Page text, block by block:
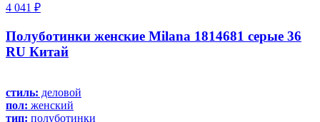
4 041 ₽
Полуботинки женские Milana 1814681 серые 36
RU Китай
стиль: деловой
пол: женский
тип: полуботинки